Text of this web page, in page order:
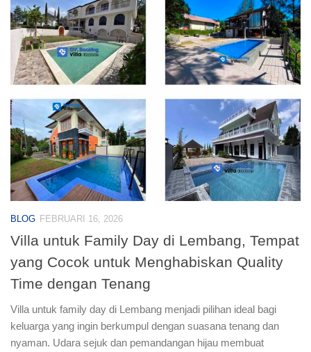
BLOG FEBRUARI 16, 2026
Villa untuk Family Day di Lembang, Tempat
yang Cocok untuk Menghabiskan Quality
Time dengan Tenang
Villa untuk family day di Lembang menjadi pilihan ideal bagi
keluarga yang ingin berkumpul dengan suasana tenang dan
nyaman. Udara sejuk dan pemandangan hijau membuat